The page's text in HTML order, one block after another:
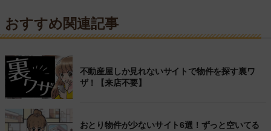
おすすめ関連記事
不動産屋しか見れないサイトで物件を探す裏ワ
ザ！【来店不要】
おとり物件が少ないサイト6選！ずっと空いてる